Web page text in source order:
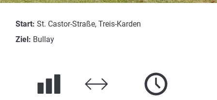
Start: St. Castor-Straße, Treis-Karden
Ziel: Bullay